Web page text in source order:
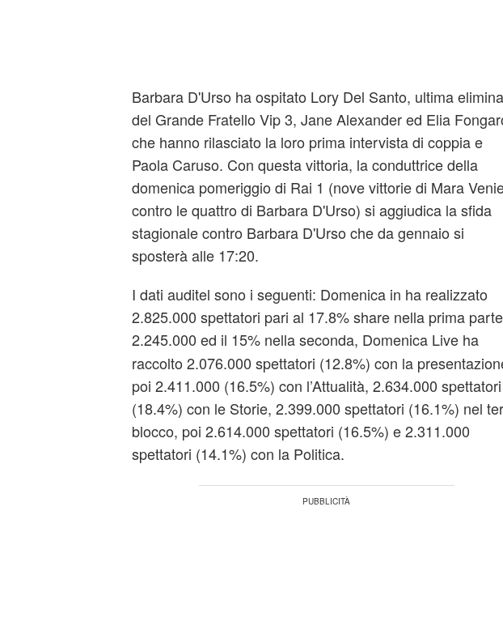
Barbara D'Urso ha ospitato Lory Del Santo, ultima
del Grande Fratello Vip 3, Jane Alexander ed Elia
che hanno rilasciato la loro prima intervista di coppia e
Paola Caruso. Con questa vittoria, la conduttrice della
domenica pomeriggio di Rai 1 (nove vittorie di Mara
contro le quattro di Barbara D'Urso) si aggiudica la sfida
stagionale contro Barbara D'Urso che da gennaio si
sposterà alle 17:20.
I dati auditel sono i seguenti: Domenica in ha realizzato
2.825.000 spettatori pari al 17.8% share nella prima
2.245.000 ed il 15% nella seconda, Domenica Live ha
raccolto 2.076.000 spettatori (12.8%) con la
poi 2.411.000 (16.5%) con l’Attualità, 2.634.000 spettatori
(18.4%) con le Storie, 2.399.000 spettatori (16.1%) nel
blocco, poi 2.614.000 spettatori (16.5%) e 2.311.000
spettatori (14.1%) con la Politica.